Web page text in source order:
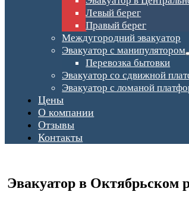
Левый берег
Правый берег
Междугородний эвакуатор
Эвакуатор с манипулятором
Перевозка бытовки
Эвакуатор со сдвижной
Эвакуатор с ломаной
Цены
О компании
Отзывы
Контакты
Эвакуатор в Октябрьском